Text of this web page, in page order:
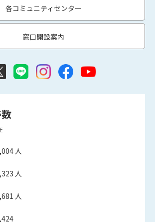
各コミュニティセンター
窓口開設案内
人
人
人